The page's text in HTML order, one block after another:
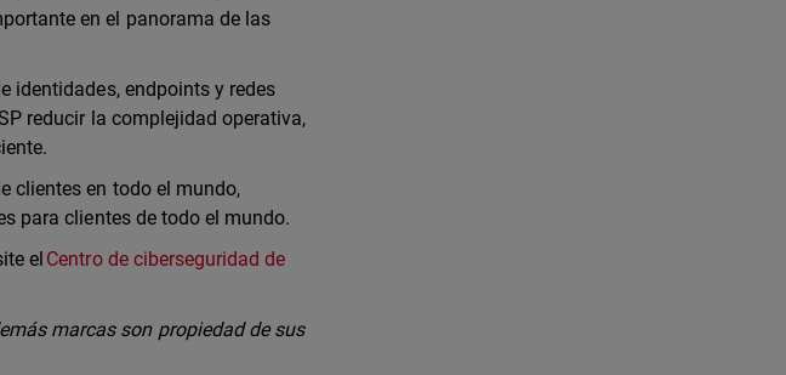
en el panorama de las
identidades, endpoints y redes
reducir la complejidad operativa,
clientes en todo el mundo,
para clientes de todo el mundo.
el Centro de ciberseguridad de
marcas son propiedad de sus